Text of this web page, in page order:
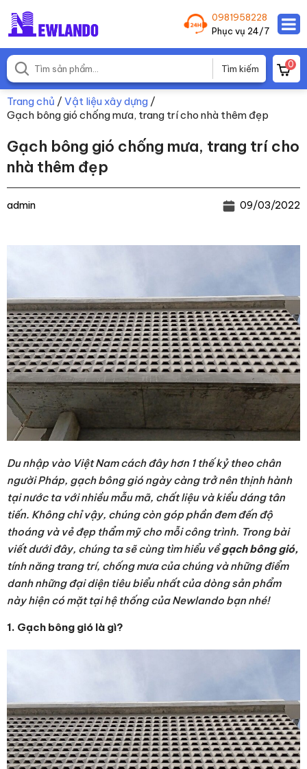
0981958228
Phục vụ 24/7
0
Trang chủ / Vật liệu xây dựng /
Gạch bông gió chống mưa, trang trí cho nhà thêm đẹp
Gạch bông gió chống mưa, trang trí cho
nhà thêm đẹp
admin 09/03/2022
Du nhập vào Việt Nam cách đây hơn 1 thế kỷ theo chân
người Pháp, gạch bông gió ngày càng trở nên thịnh hành
tại nước ta với nhiều mẫu mã, chất liệu và kiểu dáng tân
tiến. Không chỉ vậy, chúng còn góp phần đem đến độ
thoáng và vẻ đẹp thẩm mỹ cho mỗi công trình. Trong bài
viết dưới đây, chúng ta sẽ cùng tìm hiểu vềgạch bông gió,
tính năng trang trí, chống mưa của chúng và những điểm
danh những đại diện tiêu biểu nhất của dòng sản phẩm
này hiện có mặt tại hệ thống của Newlando bạn nhé!
1. Gạch bông gió là gì?